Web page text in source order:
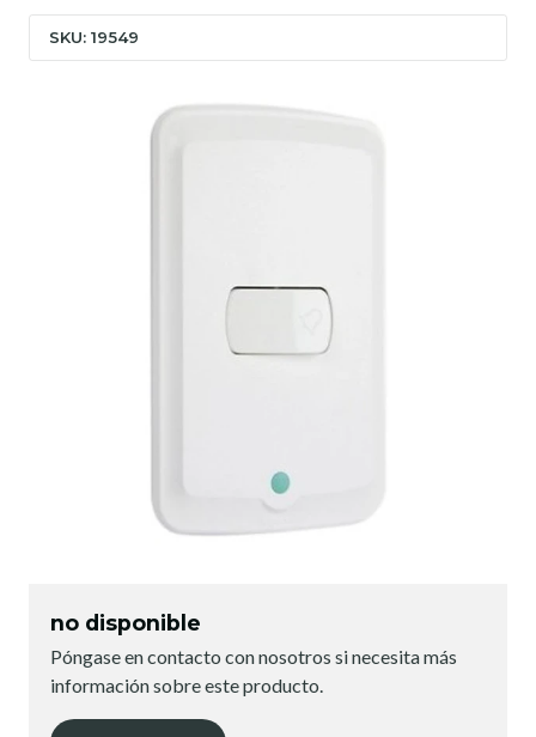
SKU: 19549
no disponible
Póngase en contacto con nosotros si necesita más
información sobre este producto.